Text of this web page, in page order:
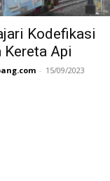
Kodefikasi
Kereta Api
- 15/09/2023